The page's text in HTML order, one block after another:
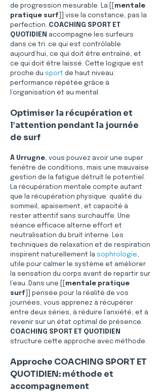
de progression mesurable. La [[ mentale
pratique surf ]] vise la constance, pas la
perfection. COACHING SPORT ET
QUOTIDIEN accompagne les surfeurs
dans ce tri: ce qui est contrôlable
aujourd’hui, ce qui doit être entraîné, et
ce qui doit être laissé. Cette logique est
proche du sport de haut niveau:
performance répétée grâce à
l’organisation et au mental.
Optimiser la récupération et
l’attention pendant la journée
de surf
À Urrugne, vous pouvez avoir une super
fenêtre de conditions, mais une mauvaise
gestion de la fatigue détruit le potentiel.
La récupération mentale compte autant
que la récupération physique: qualité du
sommeil, apaisement, et capacité à
rester attentif sans surchauffe. Une
séance efficace alterne effort et
neutralisation du bruit interne. Les
techniques de relaxation et de respiration
inspirent naturellement la sophrologie,
utile pour calmer le système et améliorer
la sensation du corps avant de repartir sur
l’eau. Dans une [[ mentale pratique
surf ]] pensée pour la réalité de vos
journées, vous apprenez à récupérer
entre deux séries, à réduire l’anxiété, et à
revenir sur un état optimal de présence.
COACHING SPORT ET QUOTIDIEN
structure cette approche avec méthode.
Approche COACHING SPORT ET
QUOTIDIEN: méthode et
accompagnement